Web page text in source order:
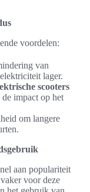
voordelen:
van
lager.
scooters
de impact op het
om langere
aan populariteit
voor deze